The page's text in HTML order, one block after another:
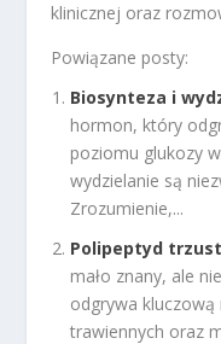
klinicznej oraz
Powiązane posty:
Biosynteza i
hormon, który
poziomu glukozy
wydzielanie są
Zrozumienie,...
Polipeptyd
mało znany, ale
odgrywa
trawiennych oraz